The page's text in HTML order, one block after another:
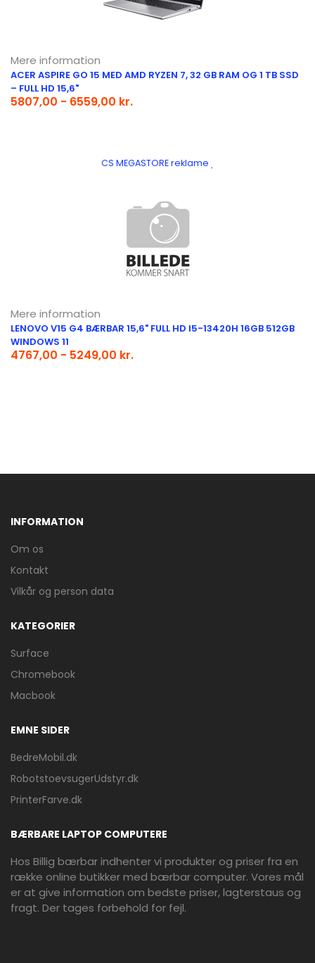
Mere information
ACER ASPIRE GO 15 MED AMD RYZEN 7, 32 GB RAM OG 1 TB SSD
– FULL HD 15,6"
5807,00 - 6559,00 kr.
CS MEGASTORE reklame
Mere information
LENOVO V15 G4 BÆRBAR 15,6" FULL HD I5-13420H 16GB 512GB
WINDOWS 11
4767,00 - 5249,00 kr.
INFORMATION
Om os
Kontakt
Vilkår og person data
KATEGORIER
Surface
Chromebook
Macbook
EMNE SIDER
BedreMobil.dk
RobotstoevsugerUdstyr.dk
PrinterFarve.dk
BÆRBARE LAPTOP COMPUTERE
Hos Billig bærbar indhenter vi produkter og priser fra en
række online butikker med bærbar computer. Vores mål
er at give information om bedste priser, lagterstaus og
fragt. Der tages forbehold for fejl.